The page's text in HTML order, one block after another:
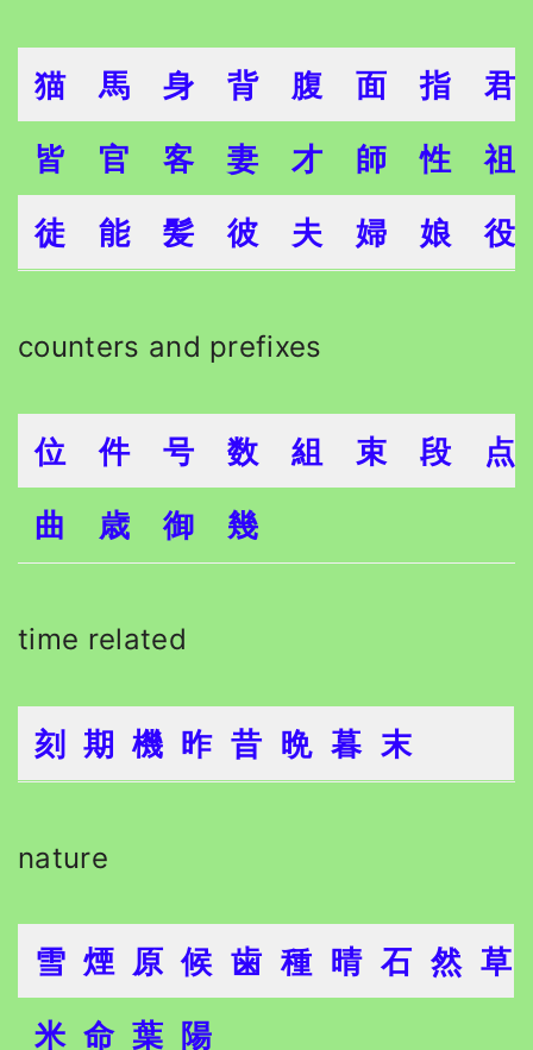
猫 馬 身 背 腹 面 指
君
皆
官 客 妻 才 師 性
祖
徒
能 髪 彼 夫 婦 娘 役
counters and prefixes
位 件 号 数 組 束 段
点
曲
歳 御 幾
time related
刻 期 機 昨 昔 晩 暮 末
nature
雪 煙 原 候 歯 種 晴 石 然 草
米 命 葉 陽